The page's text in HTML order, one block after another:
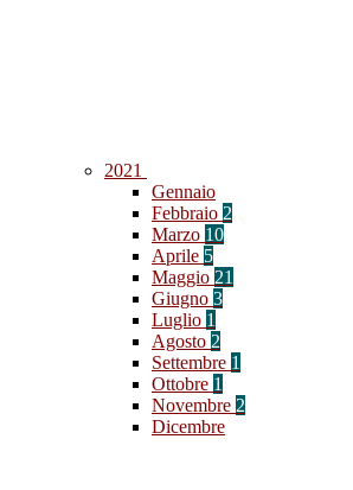
2021
Gennaio
Febbraio 2
Marzo 10
Aprile 5
Maggio 21
Giugno 3
Luglio 1
Agosto 2
Settembre 1
Ottobre 1
Novembre 2
Dicembre